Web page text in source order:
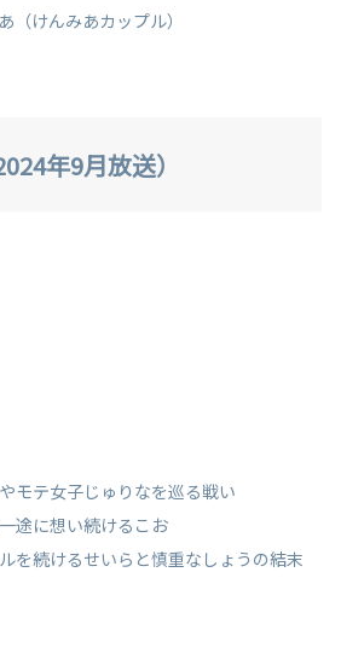
（けんみあカップル）
年9月放送）
モテ女子じゅりなを巡る戦い
途に想い続けるこお
を続けるせいらと慎重なしょうの結末